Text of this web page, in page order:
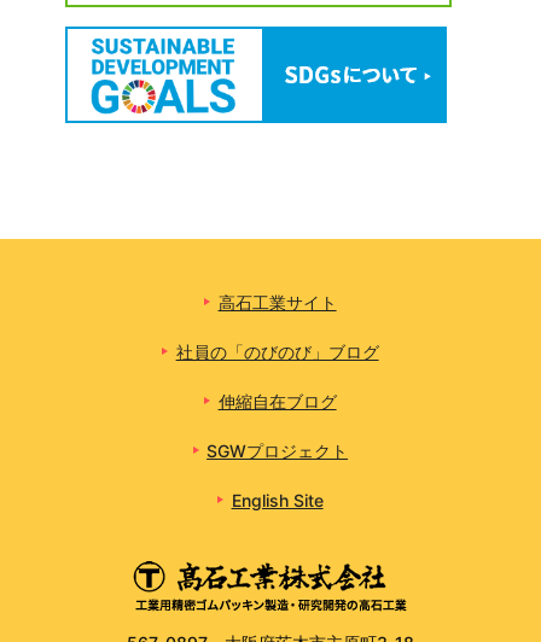
高石工業サイト
社員の「のびのび」ブログ
伸縮自在ブログ
SGWプロジェクト
English Site